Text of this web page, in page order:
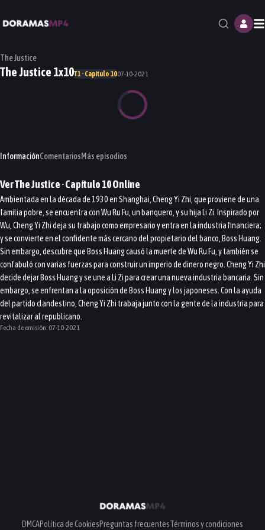
The Justice
The Justice 1x10T1 · Capítulo 1007-10-2021
InformaciónComentariosMás episodios
VerThe Justice· Capítulo10Online
Ambientada en la década de 1930 en Shanghai, Cheng Yi Zhi, que proviene de una
familia pobre, se encuentra con Wu Ru Fu, un banquero, y su hija Li Zi. Inspirado por
Wu, Cheng Yi Zhi deja su trabajo como empresario y entra en la industria financiera;
y se convierte en el confidente más cercano del propietario del banco, Boss Huang.
Sin embargo, descubre que Boss Huang causó la muerte de Wu Ru Fu, y también se
confabuló con varias fuerzas para construir un imperio de dinero negro. Cheng Yi Zhi
decide dejar Boss Huang y se une a Li Zi para crear una nueva industria bancaria. Sin
embargo, se enfrentan a la oposición de Boss Huang y los japoneses. Con la ayuda
del partido clandestino, Cheng Yi Zhi trabaja junto con la gente de la industria para
revitalizar al republicano.
Fecha de emisión: 07-10-2021
DMCAPolítica de CookiesPreguntas frecuentesTérminos y condiciones